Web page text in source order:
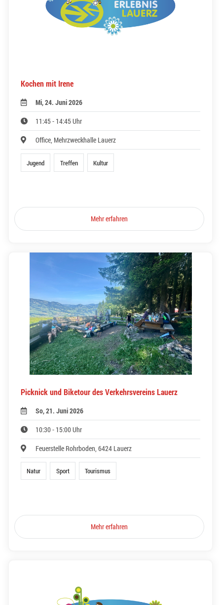
Kochen mit Irene
Mi, 24. Juni 2026
11:45 - 14:45 Uhr
Office, Mehrzweckhalle Lauerz
Jugend Treffen Kultur
Mehr erfahren
Picknick und Biketour des Verkehrsvereins Lauerz
So, 21. Juni 2026
10:30 - 15:00 Uhr
Feuerstelle Rohrboden, 6424 Lauerz
Natur Sport Tourismus
Mehr erfahren